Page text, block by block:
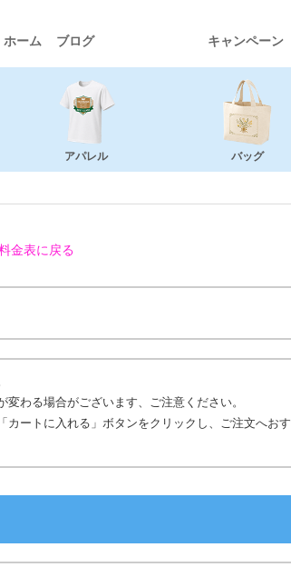
ホーム ブログ キャンペーン
アパレル バッグ
金表に戻る
わる場合がございます、ご注意ください。
カートに入れる」ボタンをクリックし、ご注文へおす